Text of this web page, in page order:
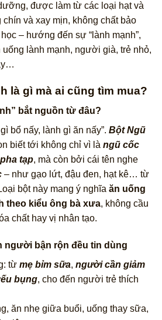
được làm từ các loại hạt và
và xay mịn, không chất bảo
– hướng đến sự “lành mạnh”,
lành mạnh, người già, trẻ nhỏ,
là gì mà ai cũng tìm mua?
bắt nguồn từ đâu?
bổ nấy, lành gì ăn nấy”. Bột Ngũ
biết tới không chỉ vì là ngũ cốc
tạp, mà còn bởi cái tên nghe
– như gạo lứt, đậu đen, hạt kê… từ
bột này mang ý nghĩa ăn uống
theo kiểu ông bà xưa, không cầu
chất hay vị nhân tạo.
bận rộn đều tin dùng
từmẹ bỉm sữa,người cần giảm
bụng, cho đến người trẻ thích
ăn nhẹ giữa buổi, uống thay sữa,